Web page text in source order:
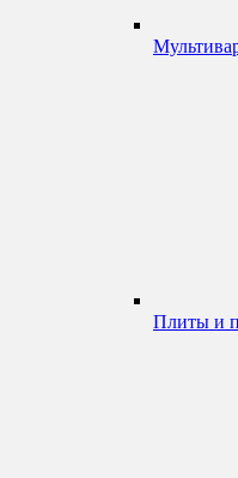
Плиты и